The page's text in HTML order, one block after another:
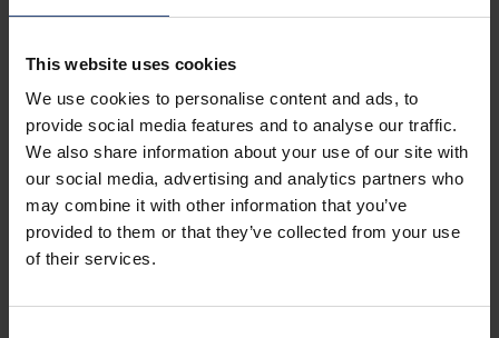
This website uses cookies
We use cookies to personalise content and ads, to
provide social media features and to analyse our traffic.
We also share information about your use of our site with
our social media, advertising and analytics partners who
may combine it with other information that you’ve
provided to them or that they’ve collected from your use
of their services.